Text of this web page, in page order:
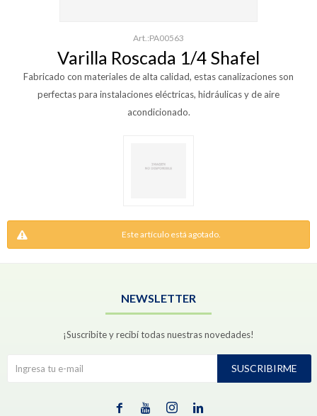
PA00563
Varilla Roscada 1/4 Shafel
Fabricado con materiales de alta calidad, estas canalizaciones son
perfectas para instalaciones eléctricas, hidráulicas y de aire
acondicionado.
Este artículo está agotado.
NEWSLETTER
¡Suscribite y recibí todas nuestras novedades!
SUSCRIBIRME
   